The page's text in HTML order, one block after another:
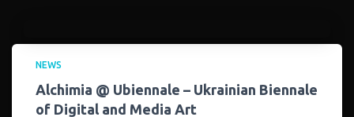
NEWS
Alchimia @ Ubiennale – Ukrainian Biennale
of Digital and Media Art